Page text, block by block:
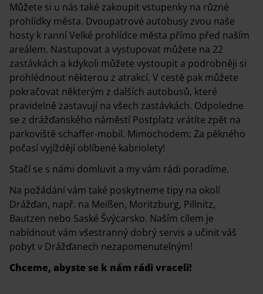
Můžete si u nás také zakoupit vstupenky na různé
prohlídky města. Dvoupatrové autobusy zvou naše
hosty k ranní Velké prohlídce města přímo před naším
areálem. Nastupovat a vystupovat můžete na 22
zastávkách a kdykoli můžete vystoupit a podrobněji si
prohlédnout některou z atrakcí. V cestě pak můžete
pokračovat některým z dalších autobusů, které
pravidelně zastavují na všech zastávkách. Odpoledne
se z drážďanského náměstí Postplatz vrátíte zpět na
parkoviště schaffer-mobil. Mimochodem: Za pěkného
počasí vyjíždějí oblíbené kabriolety!
Stačí se s námi domluvit a my vám rádi poradíme.
Na požádání vám také poskytneme tipy na okolí
Drážďan, např. na Meißen, Moritzburg, Pillnitz,
Bautzen nebo Saské Švýcarsko. Naším cílem je
nabídnout vám všestranný dobrý servis a učinit váš
pobyt v Drážďanech nezapomenutelným!
Chceme, abyste se k nám rádi vraceli!